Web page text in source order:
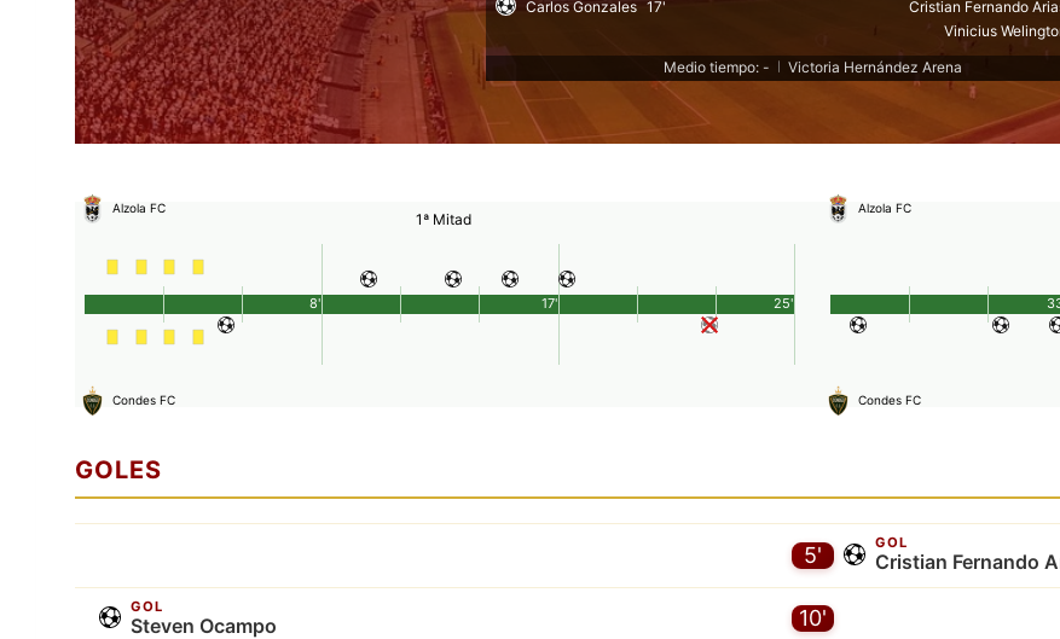
Carlos Gonzales 17'
Cristian Fernando
Vinicius
Medio tiempo: -
Victoria Hernández Arena
Alzola FC
1ª Mitad
Condes FC
25'
8' 17'
Alzola FC
Condes FC
GOLES
5' GOL
Cristian Fernando
GOL
Steven Ocampo 10'